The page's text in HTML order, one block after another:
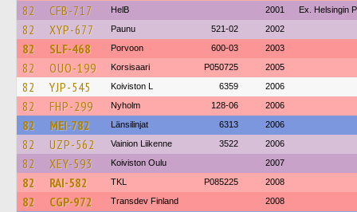
82 CFB-717 HelB 2001 Ex. Helsingin
82 XYP-677 Paunu 521-02 2002
82 SLF-468 Porvoon 600-03 2003
82 OUO-199 Korsisaari P050725 2005
82 YJP-545 Koiviston L 6359 2006
82 FHP-299 Nyholm 128-06 2006
82 MEI-782 Länsilinjat 6313 2006
82 UZP-562 Vainion Liikenne 3522 2006
82 XEY-593 Koiviston Oulu 2007
82 RAI-582 TKL P085225 2008
82 CGP-972 Transdev Finland 2008